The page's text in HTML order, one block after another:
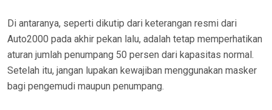
Di antaranya, seperti dikutip dari keterangan resmi dari
Auto2000 pada akhir pekan lalu, adalah tetap memperhatikan
aturan jumlah penumpang 50 persen dari kapasitas normal.
Setelah itu, jangan lupakan kewajiban menggunakan masker
bagi pengemudi maupun penumpang.